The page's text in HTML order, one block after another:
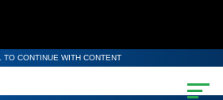
TO CONTINUE WITH CONTENT